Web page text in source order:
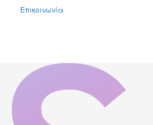
Επικοινωνία